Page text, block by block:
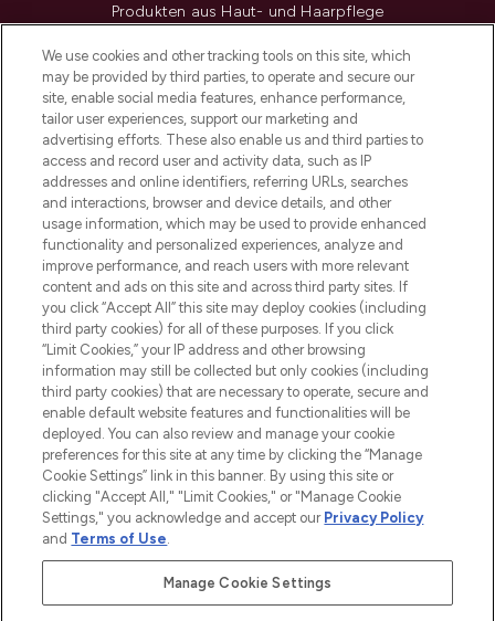
Produkten aus Haut- und Haarpflege
renommierten Marken. Shoppe online
oder über die App mit kostenloser
Lieferung ab einem Einkaufswert von 30€.
Cookie-Einwilligung
Do Not Sell or Share My Personal
Information
HILFE & INFORMATION
IMPRESSUM
ÜBER LOOKFANTASTIC
COVID-19
Pay Securely With
We use cookies and other tracking tools on this site, which
may be provided by third parties, to operate and secure our
site, enable social media features, enhance performance,
tailor user experiences, support our marketing and
advertising efforts. These also enable us and third parties to
access and record user and activity data, such as IP
addresses and online identifiers, referring URLs, searches
and interactions, browser and device details, and other
usage information, which may be used to provide enhanced
functionality and personalized experiences, analyze and
improve performance, and reach users with more relevant
content and ads on this site and across third party sites. If
you click “Accept All” this site may deploy cookies (including
third party cookies) for all of these purposes. If you click
“Limit Cookies,” your IP address and other browsing
information may still be collected but only cookies (including
third party cookies) that are necessary to operate, secure and
enable default website features and functionalities will be
deployed. You can also review and manage your cookie
preferences for this site at any time by clicking the “Manage
Cookie Settings” link in this banner. By using this site or
clicking "Accept All," "Limit Cookies," or "Manage Cookie
Settings," you acknowledge and accept our Privacy Policy
and Terms of Use.
Manage Cookie Settings